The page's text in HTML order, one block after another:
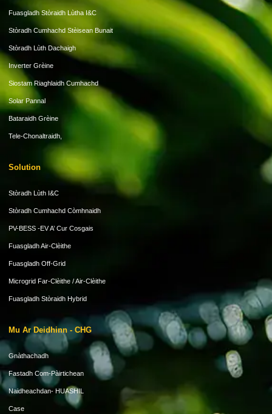
Fuasgladh Stòraidh Lùtha I&C
Stòradh Cumhachd Stèisean Bunait
Stòradh Lùth Dachaigh
Inverter Grèine
Siostam Riaghlaidh Cumhachd
Solar Pannal
Bataraidh Grèine
Tele-Chonaltraidh,
Solution
Stòradh Lùth I&C
Stòradh Cumhachd Còmhnaidh
PV-BESS -EV A’ Cur Cosgais
Fuasgladh Air-Clèithe
Fuasgladh Off-Grid
Microgrid Far-Clèithe / Air-Clèithe
Fuasgladh Stòraidh Hybrid
Mu Ar Deidhinn - CHG
Gnàthachadh
Fastadh Com-Pàirtichean
Naidheachdan- HUASHIL
Case